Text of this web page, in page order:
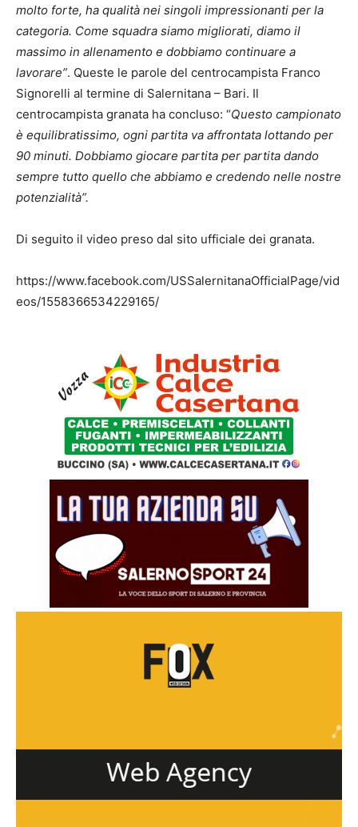
molto forte, ha qualità nei singoli impressionanti per la
categoria. Come squadra siamo migliorati, diamo il
massimo in allenamento e dobbiamo continuare a
lavorare”. Queste le parole del centrocampista Franco
Signorelli al termine di Salernitana – Bari. Il
centrocampista granata ha concluso: “Questo campionato
è equilibratissimo, ogni partita va affrontata lottando per
90 minuti. Dobbiamo giocare partita per partita dando
sempre tutto quello che abbiamo e credendo nelle nostre
potenzialità”.
Di seguito il video preso dal sito ufficiale dei granata.
https://www.facebook.com/USSalernitanaOfficialPage/vid
eos/1558366534229165/